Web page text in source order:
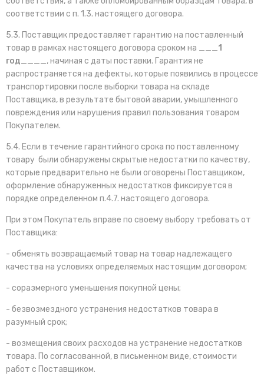
соответствии с п. 1.3. настоящего договора.
5.3. Поставщик предоставляет гарантию на поставленный
товар в рамках настоящего договора сроком на ___1
год____, начиная с даты поставки. Гарантия не
распространяется на дефекты, которые появились в процессе
транспортировки после выборки товара на складе
Поставщика, в результате бытовой аварии, умышленного
повреждения или нарушения правил пользования товаром
Покупателем.
5.4. Если в течение гарантийного срока по поставленному
товару были обнаружены скрытые недостатки по качеству,
которые предварительно не были оговорены Поставщиком,
оформление обнаруженных недостатков фиксируется в
порядке определенном п.4.7. настоящего договора.
При этом Покупатель вправе по своему выбору требовать от
Поставщика:
- обменять возвращаемый товар на товар надлежащего
качества на условиях определяемых настоящим договором;
- соразмерного уменьшения покупной цены;
- безвозмездного устранения недостатков товара в
разумный срок;
- возмещения своих расходов на устранение недостатков
товара. По согласованной, в письменном виде, стоимости
работ с Поставщиком.